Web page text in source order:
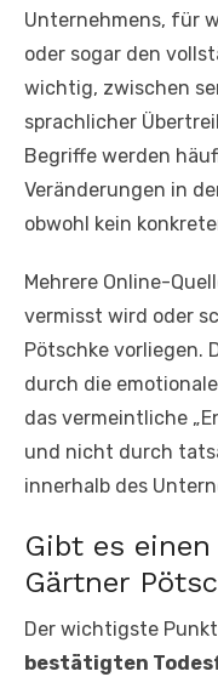
Unternehmens, für
oder sogar den
wichtig, zwischen
sprachlicher
Begriffe werden
Veränderungen in
obwohl kein
Mehrere Online-
vermisst wird oder
Pötschke vorliegen.
durch die
das vermeintliche
und nicht durch
innerhalb des
Gibt es
Gärtner
Der wichtigste
bestätigten